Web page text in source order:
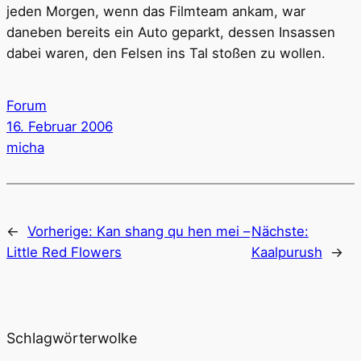
jeden Morgen, wenn das Filmteam ankam, war
daneben bereits ein Auto geparkt, dessen Insassen
dabei waren, den Felsen ins Tal stoßen zu wollen.
Forum
16. Februar 2006
micha
← Vorherige: Kan shang qu hen mei –
Little Red Flowers
Nächste:
Kaalpurush
→
Schlagwörterwolke